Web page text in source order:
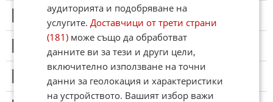
Този коментар е премахнат от модератор.
аудиторията и подобряване на
услугите.Доставчици от трети страни
(181) може също да обработват
данните ви за тези и други цели,
включително използване на точни
данни за геолокация и характеристики
на устройството. Вашият избор важи